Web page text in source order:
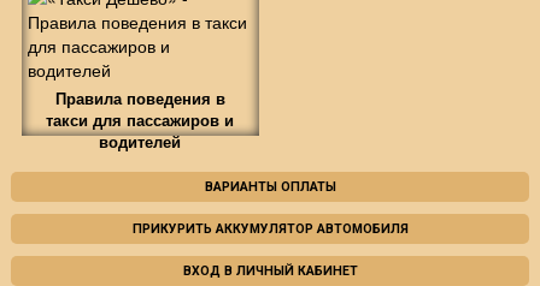
Правила поведения в
такси для пассажиров и
водителей
ВАРИАНТЫ ОПЛАТЫ
ПРИКУРИТЬ АККУМУЛЯТОР АВТОМОБИЛЯ
ВХОД В ЛИЧНЫЙ КАБИНЕТ